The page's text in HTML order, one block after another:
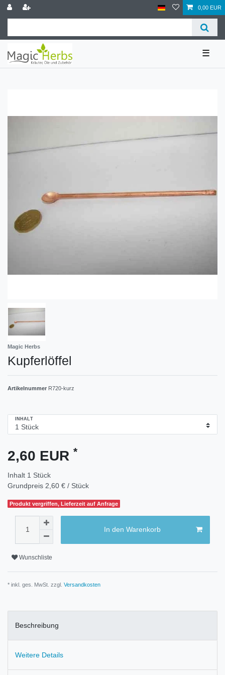
0,00 EUR
☰
Magic Herbs
Kupferlöffel
Artikelnummer R720-kurz
INHALT
2,60 EUR *
Inhalt 1 Stück
Grundpreis 2,60 € / Stück
Produkt vergriffen, Lieferzeit auf Anfrage
In den Warenkorb
Wunschliste
* inkl. ges. MwSt. zzgl. Versandkosten
Beschreibung
Weitere Details